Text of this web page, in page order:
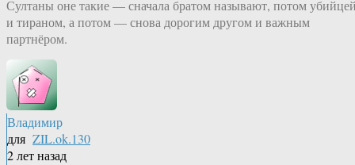
Султаны оне такие — сначала братом называют, потом
и тираном, а потом — снова дорогим другом и важным
партнёром.
Владимир
для ZIL.ok.130
2 лет назад